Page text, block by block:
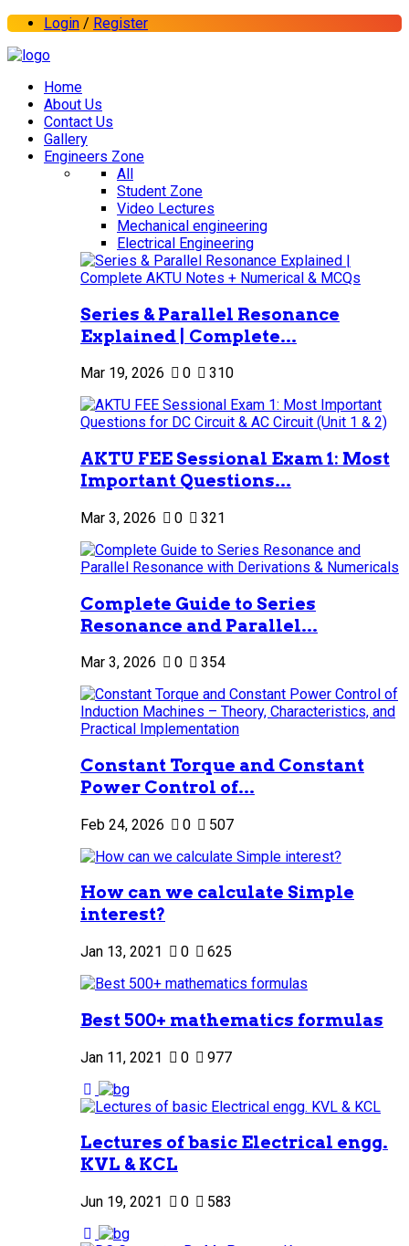
Login / Register
Home
About Us
Contact Us
Gallery
Engineers Zone
All
Student Zone
Video Lectures
Mechanical engineering
Electrical Engineering
Series & Parallel Resonance
Explained | Complete...
Mar 19, 2026 0 310
AKTU FEE Sessional Exam 1: Most
Important Questions...
Mar 3, 2026 0 321
Complete Guide to Series
Resonance and Parallel...
Mar 3, 2026 0 354
Constant Torque and Constant
Power Control of...
Feb 24, 2026 0 507
How can we calculate Simple
interest?
Jan 13, 2021 0 625
Best 500+ mathematics formulas
Jan 11, 2021 0 977
Lectures of basic Electrical engg.
KVL & KCL
Jun 19, 2021 0 583